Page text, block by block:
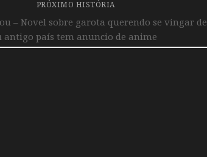
PRÓXIMO HISTÓRIA
– Novel sobre garota querendo se vingar de
antigo país tem anuncio de anime